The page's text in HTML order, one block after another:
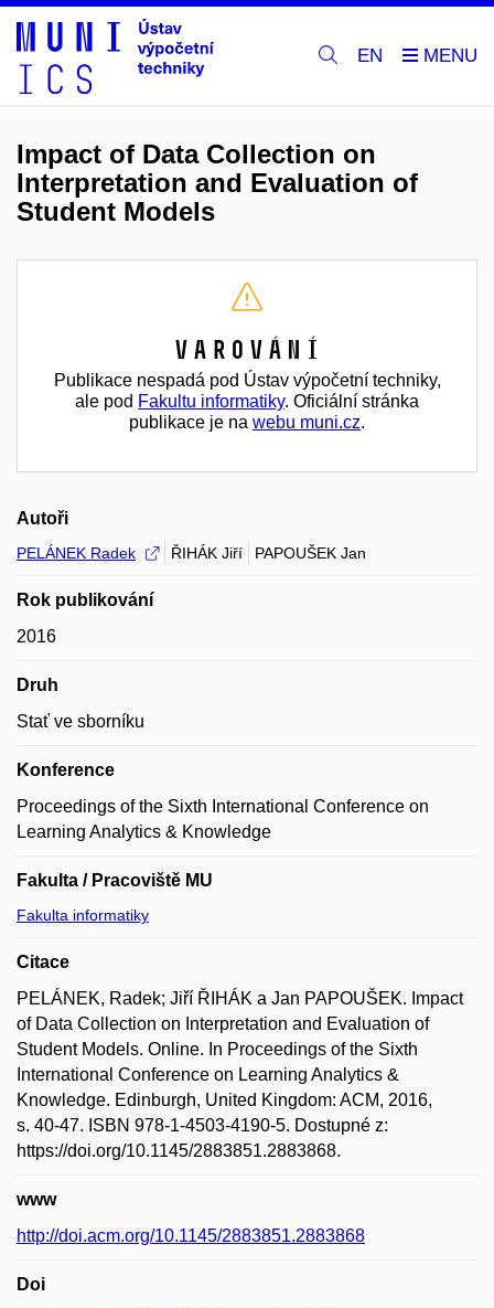
EN
Impact of Data Collection on
Interpretation and Evaluation of
Student Models
Varování
Publikace nespadá pod Ústav výpočetní techniky,
ale pod Fakultu informatiky. Oficiální stránka
publikace je na webu muni.cz.
Autoři
PELÁNEK Radek ŘIHÁK Jiří PAPOUŠEK Jan
Rok publikování
2016
Druh
Stať ve sborníku
Konference
Proceedings of the Sixth International Conference on
Learning Analytics & Knowledge
Fakulta / Pracoviště MU
Fakulta informatiky
Citace
PELÁNEK, Radek; Jiří ŘIHÁK a Jan PAPOUŠEK. Impact
of Data Collection on Interpretation and Evaluation of
Student Models. Online. In Proceedings of the Sixth
International Conference on Learning Analytics &
Knowledge. Edinburgh, United Kingdom: ACM, 2016,
s. 40-47. ISBN 978-1-4503-4190-5. Dostupné z:
https://doi.org/10.1145/2883851.2883868.
www
http://doi.acm.org/10.1145/2883851.2883868
Doi